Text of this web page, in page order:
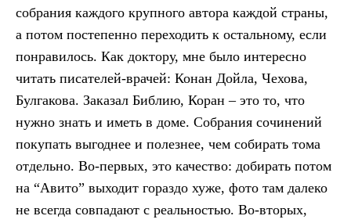
собрания каждого крупного автора каждой страны,
а потом постепенно переходить к остальному, если
понравилось. Как доктору, мне было интересно
читать писателей-врачей: Конан Дойла, Чехова,
Булгакова. Заказал Библию, Коран – это то, что
нужно знать и иметь в доме. Собрания сочинений
покупать выгоднее и полезнее, чем собирать тома
отдельно. Во-первых, это качество: добирать потом
на “Авито” выходит гораздо хуже, фото там далеко
не всегда совпадают с реальностью. Во-вторых,